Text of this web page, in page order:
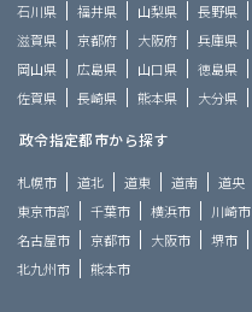
石川県
福井県 山梨県 長野県
滋賀県
京都府 大阪府 兵庫県
岡山県
広島県 山口県 徳島県
佐賀県
長崎県 熊本県 大分県
政令指定都市から探す
札幌市 道北 道東 道南 道央
東京市部
千葉市 横浜市 川崎市
名古屋市
京都市 大阪市 堺市
北九州市
熊本市